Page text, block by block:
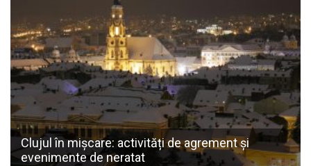
Clujul în mișcare: activități de agrement și
evenimente de neratat